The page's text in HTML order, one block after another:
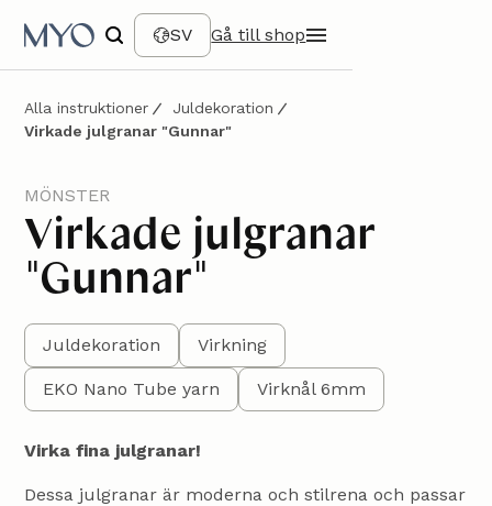
SV Gå till shop
Alla instruktioner
Juldekoration
Virkade julgranar "Gunnar"
MÖNSTER
Virkade julgranar
"Gunnar"
Juldekoration Virkning
EKO Nano Tube yarn Virknål 6mm
Virka fina julgranar!
Dessa julgranar är moderna och stilrena och passar